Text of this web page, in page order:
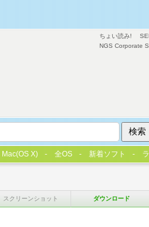
スクリーンショット ダウンロード
ちょい読み!
NGS Corporate
Mac(OS X) 全OS 新着ソフト